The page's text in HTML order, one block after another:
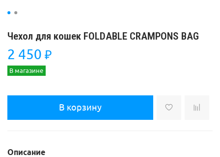
Чехол для кошек FOLDABLE CRAMPONS BAG
2 450 ₽
В магазине
В корзину
Описание